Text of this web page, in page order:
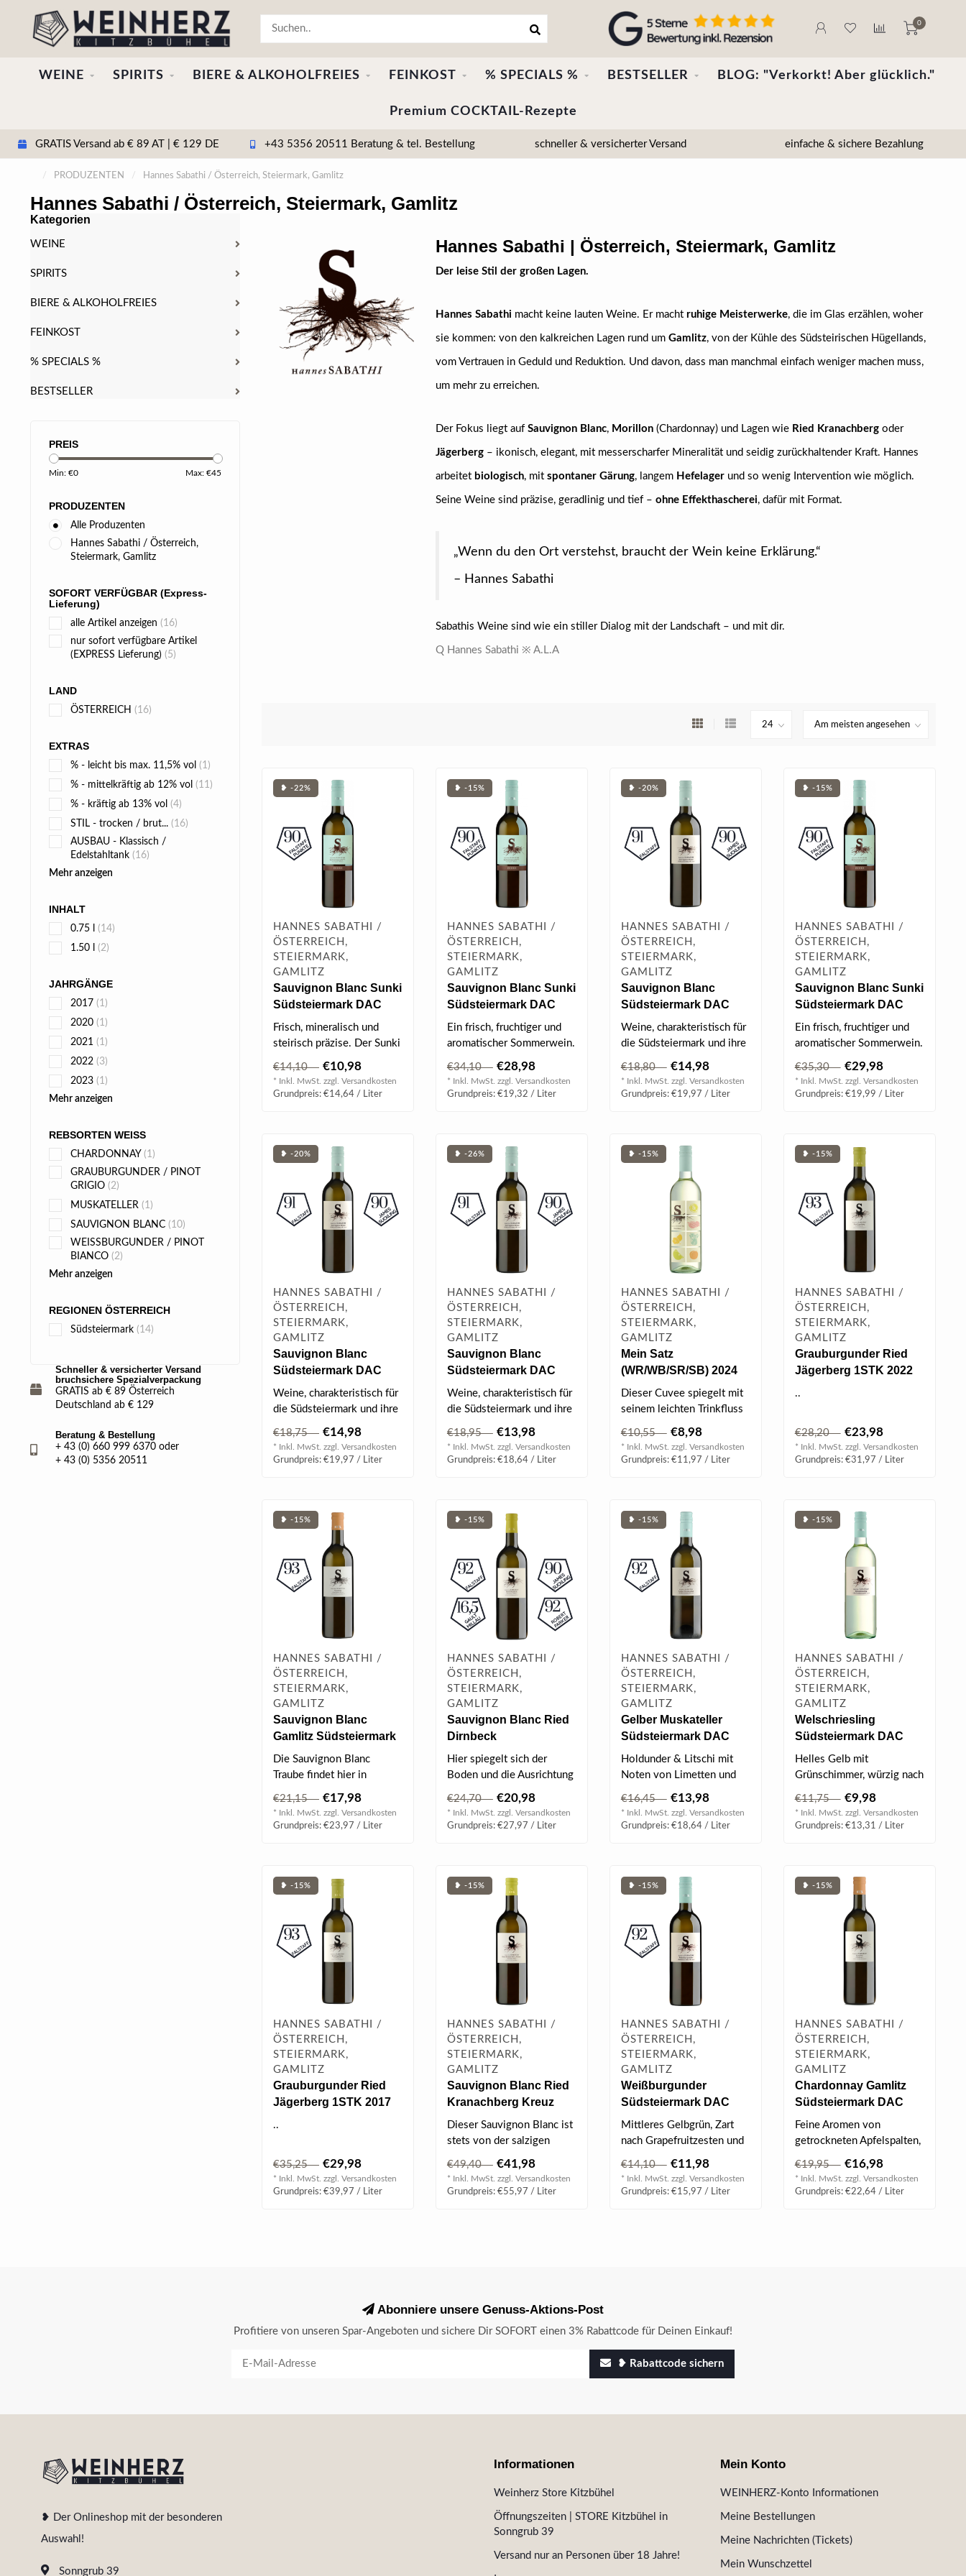
0
WEINE SPIRITS BIERE & ALKOHOLFREIES FEINKOST % SPECIALS % BESTSELLER BLOG: "Verkorkt! Aber glücklich."
Premium COCKTAIL-Rezepte
GRATIS Versand ab € 89 AT | € 129 DE +43 5356 20511 Beratung & tel. Bestellung schneller & versicherter Versand einfache & sichere Bezahlung
/ PRODUZENTEN / Hannes Sabathi / Österreich, Steiermark, Gamlitz
Hannes Sabathi / Österreich, Steiermark, Gamlitz
PREIS
Min: €0 Max: €45
PRODUZENTEN
Alle Produzenten
Hannes Sabathi / Österreich,
Steiermark, Gamlitz
SOFORT VERFÜGBAR (Express-
Lieferung)
alle Artikel anzeigen (16)
nur sofort verfügbare Artikel
(EXPRESS Lieferung) (5)
LAND
ÖSTERREICH (16)
EXTRAS
% - leicht bis max. 11,5% vol (1)
% - mittelkräftig ab 12% vol (11)
% - kräftig ab 13% vol (4)
STIL - trocken / brut... (16)
AUSBAU - Klassisch /
Edelstahltank (16)
Mehr anzeigen
INHALT
0.75 l (14)
1.50 l (2)
JAHRGÄNGE
2017 (1)
2020 (1)
2021 (1)
2022 (3)
2023 (1)
Mehr anzeigen
REBSORTEN WEISS
CHARDONNAY (1)
GRAUBURGUNDER / PINOT
GRIGIO (2)
MUSKATELLER (1)
SAUVIGNON BLANC (10)
WEISSBURGUNDER / PINOT
BIANCO (2)
Mehr anzeigen
REGIONEN ÖSTERREICH
Südsteiermark (14)
Kategorien
WEINE
SPIRITS
BIERE & ALKOHOLFREIES
FEINKOST
% SPECIALS %
BESTSELLER
Schneller & versicherter Versand
bruchsichere Spezialverpackung
GRATIS ab € 89 Österreich
Deutschland ab € 129
Beratung & Bestellung
+ 43 (0) 660 999 6370 oder
+ 43 (0) 5356 20511
Hannes Sabathi | Österreich, Steiermark, Gamlitz
Der leise Stil der großen Lagen.
Hannes Sabathi macht keine lauten Weine. Er macht ruhige Meisterwerke, die im Glas erzählen, woher
sie kommen: von den kalkreichen Lagen rund um Gamlitz, von der Kühle des Südsteirischen Hügellands,
vom Vertrauen in Geduld und Reduktion. Und davon, dass man manchmal einfach weniger machen muss,
um mehr zu erreichen.
Der Fokus liegt auf Sauvignon Blanc, Morillon(Chardonnay) und Lagen wie Ried Kranachbergoder
Jägerberg– ikonisch, elegant, mit messerscharfer Mineralität und seidig zurückhaltender Kraft. Hannes
arbeitet biologisch, mit spontaner Gärung, langem Hefelagerund so wenig Intervention wie möglich.
Seine Weine sind präzise, geradlinig und tief – ohne Effekthascherei, dafür mit Format.
„Wenn du den Ort verstehst, braucht der Wein keine Erklärung.“
– Hannes Sabathi
Sabathis Weine sind wie ein stiller Dialog mit der Landschaft – und mit dir.
Q Hannes Sabathi ※ A.L.A
❥ -22%
HANNES SABATHI /
ÖSTERREICH,
STEIERMARK,
GAMLITZ
Sauvignon Blanc Sunki
Südsteiermark DAC
2025 0.75 l
Frisch, mineralisch und
steirisch präzise. Der Sunki
Südsteier..
€14,10 €10,98
* Inkl. MwSt. zzgl. Versandkosten
Grundpreis: €14,64 / Liter
❥ -15%
HANNES SABATHI /
ÖSTERREICH,
STEIERMARK,
GAMLITZ
Sauvignon Blanc Sunki
Südsteiermark DAC
2024 Magnum 1.5 l
Ein frisch, fruchtiger und
aromatischer Sommerwein.
€34,10 €28,98
* Inkl. MwSt. zzgl. Versandkosten
Grundpreis: €19,32 / Liter
❥ -20%
HANNES SABATHI /
ÖSTERREICH,
STEIERMARK,
GAMLITZ
Sauvignon Blanc
Südsteiermark DAC
2025 0.75 l
Weine, charakteristisch für
die Südsteiermark und ihre
€18,80 €14,98
* Inkl. MwSt. zzgl. Versandkosten
Grundpreis: €19,97 / Liter
❥ -15%
HANNES SABATHI /
ÖSTERREICH,
STEIERMARK,
GAMLITZ
Sauvignon Blanc Sunki
Südsteiermark DAC
2025 Magnum 1.5 l
Ein frisch, fruchtiger und
aromatischer Sommerwein.
€35,30 €29,98
* Inkl. MwSt. zzgl. Versandkosten
Grundpreis: €19,99 / Liter
❥ -20%
HANNES SABATHI /
ÖSTERREICH,
STEIERMARK,
GAMLITZ
Sauvignon Blanc
Südsteiermark DAC
2024 0.75 l
Weine, charakteristisch für
die Südsteiermark und ihre
€18,75 €14,98
* Inkl. MwSt. zzgl. Versandkosten
Grundpreis: €19,97 / Liter
❥ -26%
HANNES SABATHI /
ÖSTERREICH,
STEIERMARK,
GAMLITZ
Sauvignon Blanc
Südsteiermark DAC
2023 0.75 l
Weine, charakteristisch für
die Südsteiermark und ihre
€18,95 €13,98
* Inkl. MwSt. zzgl. Versandkosten
Grundpreis: €18,64 / Liter
❥ -15%
HANNES SABATHI /
ÖSTERREICH,
STEIERMARK,
GAMLITZ
Mein Satz
(WR/WB/SR/SB) 2024
0.75 l
Dieser Cuvee spiegelt mit
seinem leichten Trinkfluss
€10,55 €8,98
* Inkl. MwSt. zzgl. Versandkosten
Grundpreis: €11,97 / Liter
❥ -15%
HANNES SABATHI /
ÖSTERREICH,
STEIERMARK,
GAMLITZ
Grauburgunder Ried
Jägerberg 1STK 2022
..
€28,20 €23,98
* Inkl. MwSt. zzgl. Versandkosten
Grundpreis: €31,97 / Liter
❥ -15%
HANNES SABATHI /
ÖSTERREICH,
STEIERMARK,
GAMLITZ
Sauvignon Blanc
Gamlitz Südsteiermark
DAC 2022 0.75 l
Die Sauvignon Blanc
Traube findet hier in
Bedingungen vor...
€21,15 €17,98
* Inkl. MwSt. zzgl. Versandkosten
Grundpreis: €23,97 / Liter
❥ -15%
HANNES SABATHI /
ÖSTERREICH,
STEIERMARK,
GAMLITZ
Sauvignon Blanc Ried
Dirnbeck
Südsteiermark DAC
2020
Hier spiegelt sich der
Boden und die Ausrichtung
Kühle..
€24,70 €20,98
* Inkl. MwSt. zzgl. Versandkosten
Grundpreis: €27,97 / Liter
❥ -15%
HANNES SABATHI /
ÖSTERREICH,
STEIERMARK,
GAMLITZ
Gelber Muskateller
Südsteiermark DAC
2025 0.75 l
Holdunder & Litschi mit
Noten von Limetten und
BEWERTUNG
€16,45 €13,98
* Inkl. MwSt. zzgl. Versandkosten
Grundpreis: €18,64 / Liter
❥ -15%
HANNES SABATHI /
ÖSTERREICH,
STEIERMARK,
GAMLITZ
Welschriesling
Südsteiermark DAC
2024 0.75 l
Helles Gelb mit
Grünschimmer, würzig nach
Gaumen florale ..
€11,75 €9,98
* Inkl. MwSt. zzgl. Versandkosten
Grundpreis: €13,31 / Liter
❥ -15%
HANNES SABATHI /
ÖSTERREICH,
STEIERMARK,
GAMLITZ
Grauburgunder Ried
Jägerberg 1STK 2017
..
€35,25 €29,98
* Inkl. MwSt. zzgl. Versandkosten
Grundpreis: €39,97 / Liter
❥ -15%
HANNES SABATHI /
ÖSTERREICH,
STEIERMARK,
GAMLITZ
Sauvignon Blanc Ried
Kranachberg Kreuz
GSTK 2022 0.75 l
Dieser Sauvignon Blanc ist
stets von der salzigen
Struktur ..
€49,40 €41,98
* Inkl. MwSt. zzgl. Versandkosten
Grundpreis: €55,97 / Liter
❥ -15%
HANNES SABATHI /
ÖSTERREICH,
STEIERMARK,
GAMLITZ
Weißburgunder
Südsteiermark DAC
2024 0.75 l
Mittleres Gelbgrün, Zart
nach Grapefruitzesten und
von..
€14,10 €11,98
* Inkl. MwSt. zzgl. Versandkosten
Grundpreis: €15,97 / Liter
❥ -15%
HANNES SABATHI /
ÖSTERREICH,
STEIERMARK,
GAMLITZ
Chardonnay Gamlitz
Südsteiermark DAC
2021 0.75 l
Feine Aromen von
getrockneten Apfelspalten,
getrockneten G..
€19,95 €16,98
* Inkl. MwSt. zzgl. Versandkosten
Grundpreis: €22,64 / Liter
Abonniere unsere Genuss-Aktions-Post
Profitiere von unseren Spar-Angeboten und sichere Dir SOFORT einen 3% Rabattcode für Deinen Einkauf!
❥ Rabattcode sichern
❥ Der Onlineshop mit der besonderen
Auswahl!
Sonngrub 39
Informationen
Weinherz Store Kitzbühel
Öffnungszeiten | STORE Kitzbühel in
Sonngrub 39
Versand nur an Personen über 18 Jahre!
Mein Konto
WEINHERZ-Konto Informationen
Meine Bestellungen
Meine Nachrichten (Tickets)
Mein Wunschzettel